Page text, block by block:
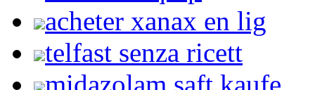
acheter xanax en lig
telfast senza ricett